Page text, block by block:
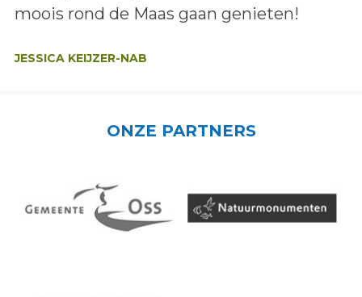
moois rond de Maas gaan genieten!
JESSICA KEIJZER-NAB
ONZE PARTNERS